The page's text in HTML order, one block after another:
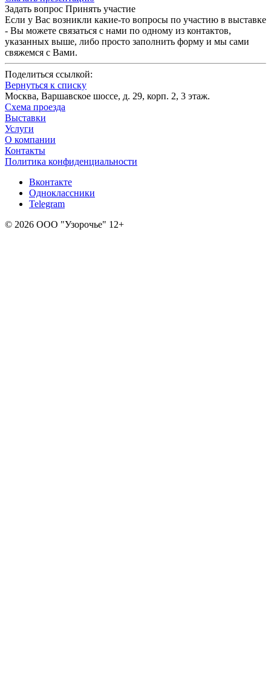
Задать вопрос Принять участие
Если у Вас возникли какие-то вопросы по участию в выставке
- Вы можете связаться с нами по одному из контактов,
указанных выше, либо просто заполнить форму и мы сами
свяжемся с Вами.
Поделиться ссылкой:
Вернуться к списку
Москва, Варшавское шоссе, д. 29, корп. 2, 3 этаж.
Схема проезда
Выставки
Услуги
О компании
Контакты
Политика конфиденциальности
Вконтакте
Одноклассники
Telegram
© 2026 ООО "Узорочье" 12+